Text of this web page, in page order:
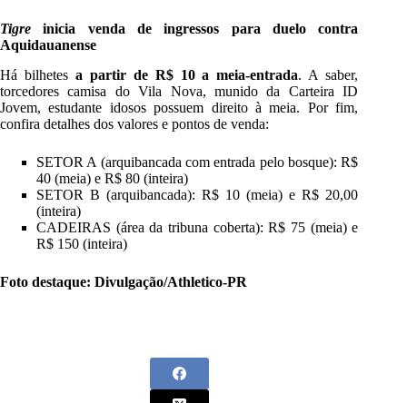
Tigre inicia venda de ingressos para duelo contra
Aquidauanense
Há bilhetes a partir de R$ 10 a meia-entrada. A saber,
torcedores camisa do Vila Nova, munido da Carteira ID
Jovem, estudante idosos possuem direito à meia. Por fim,
confira detalhes dos valores e pontos de venda:
SETOR A (arquibancada com entrada pelo bosque): R$
40 (meia) e R$ 80 (inteira)
SETOR B (arquibancada): R$ 10 (meia) e R$ 20,00
(inteira)
CADEIRAS (área da tribuna coberta): R$ 75 (meia) e
R$ 150 (inteira)
Foto destaque: Divulgação/Athletico-PR